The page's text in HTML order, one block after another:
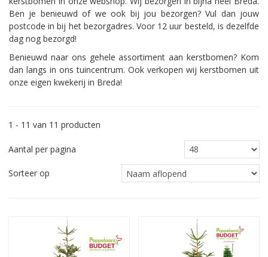
Ben je benieuwd of we ook bij jou bezorgen? Vul dan jouw
postcode in bij het bezorgadres. Voor 12 uur besteld, is dezelfde
dag nog bezorgd!
Benieuwd naar ons gehele assortiment aan kerstbomen? Kom
dan langs in ons tuincentrum. Ook verkopen wij kerstbomen uit
onze eigen kwekerij in Breda!
1 - 11 van 11 producten
Aantal per pagina
Sorteer op